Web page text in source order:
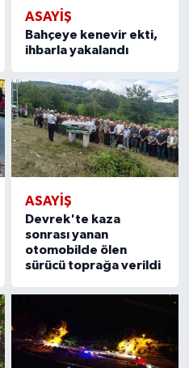
ASAYIŞ
Bahçeye kenevir ekti,
ihbarla yakalandı
ASAYIŞ
Devrek'te kaza
sonrası yanan
otomobilde ölen
sürücü toprağa verildi